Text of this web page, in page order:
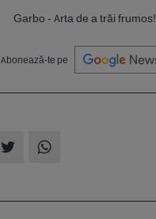
Garbo - Arta de a trăi frumos!
Abonează-te pe